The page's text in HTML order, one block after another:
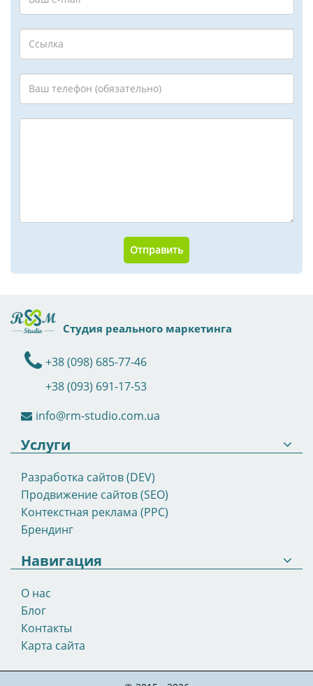
Отправить
Студия реального маркетинга
+38 (098) 685-77-46
+38 (093) 691-17-53
info@rm-studio.com.ua
Услуги
Разработка сайтов (DEV)
Продвижение сайтов (SEO)
Контекстная реклама (PPC)
Брендинг
Навигация
О нас
Блог
Контакты
Карта сайта